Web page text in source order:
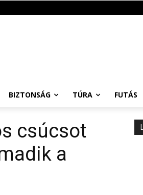
BIZTONSÁG TÚRA FUTÁS
csúcsot
a